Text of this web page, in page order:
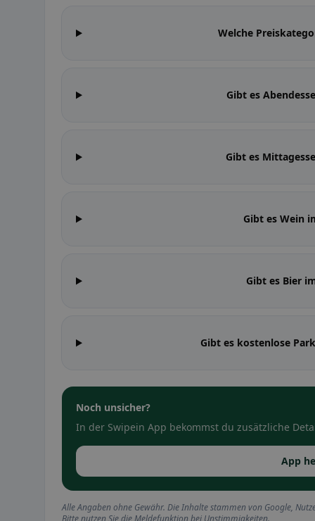
Welche
Gibt es
Gibt es
Gibt es Wein
Gibt es Bier
Gibt es kostenlose
Noch unsicher?
In der Swipein App bekommst du zusätzliche
App
Alle Angaben ohne Gewähr. Die Inhalte stammen von Google,